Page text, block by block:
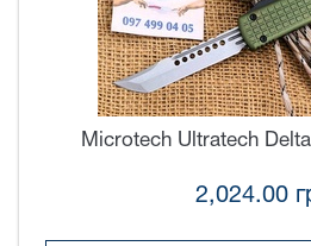
Microtech Ultratech
2,024.00